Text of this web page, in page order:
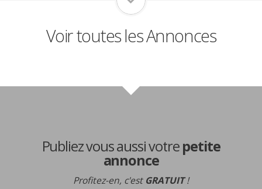
Voir toutes les Annonces
Publiez vous aussi votrepetite
annonce
Profitez-en, c'est GRATUIT!